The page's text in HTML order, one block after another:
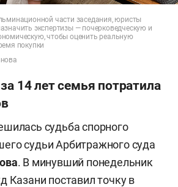
части заседания, юристы
экспертизы — почерковедческую и
чтобы оценить реальную
покупки
14 лет семья потратила
судьба спорного
судьи Арбитражного суда
. В минувший понедельник
Казани поставил точку в